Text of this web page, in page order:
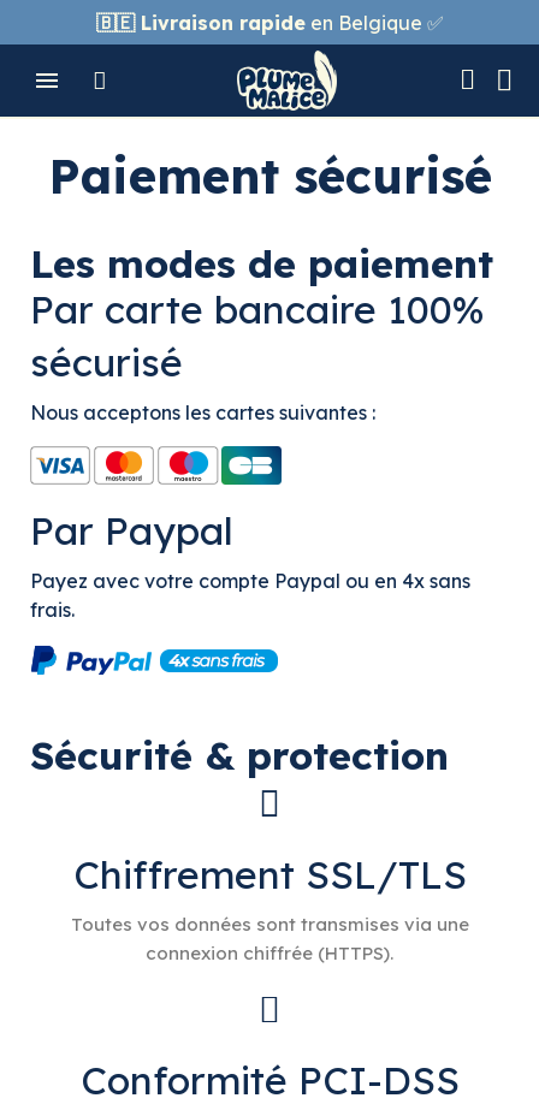
🇧🇪 Livraison rapideen Belgique ✅
Paiement sécurisé
Les modes de paiement
Par carte bancaire 100%
sécurisé
Nous acceptons les cartes suivantes :
Par Paypal
Payez avec votre compte Paypal ou en 4x sans
frais.
Sécurité & protection
Chiffrement SSL/TLS
Toutes vos données sont transmises via une
connexion chiffrée (HTTPS).
Conformité PCI-DSS